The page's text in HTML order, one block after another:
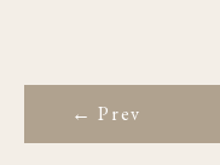
← Prev